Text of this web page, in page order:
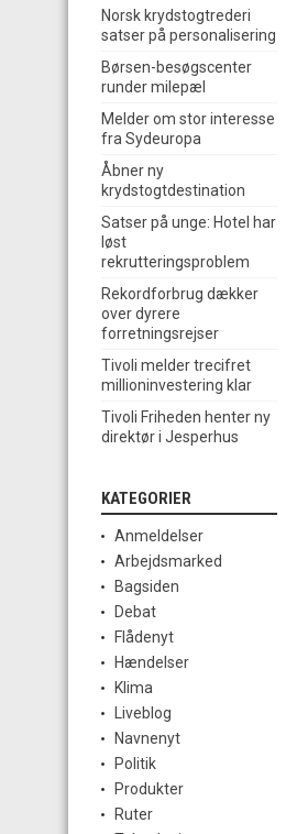
Norsk krydstogtrederi
satser på personalisering
Børsen-besøgscenter
runder milepæl
Melder om stor interesse
fra Sydeuropa
Åbner ny
krydstogtdestination
Satser på unge: Hotel har
løst
rekrutteringsproblem
Rekordforbrug dækker
over dyrere
forretningsrejser
Tivoli melder trecifret
millioninvestering klar
Tivoli Friheden henter ny
direktør i Jesperhus
KATEGORIER
Anmeldelser
Arbejdsmarked
Bagsiden
Debat
Flådenyt
Hændelser
Klima
Liveblog
Navnenyt
Politik
Produkter
Ruter